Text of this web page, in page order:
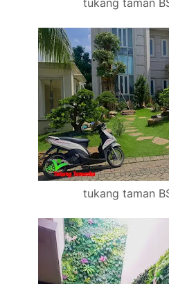
tukang taman
tukang taman